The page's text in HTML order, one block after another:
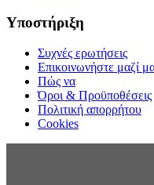
Υποστήριξη
Συχνές ερωτήσεις
Επικοινωνήστε μαζί
Πώς να
Όροι & Προϋποθέσεις
Πολιτική απορρήτου
Cookies